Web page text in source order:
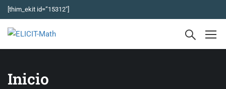
[thim_ekit id=”15312″]
Inicio